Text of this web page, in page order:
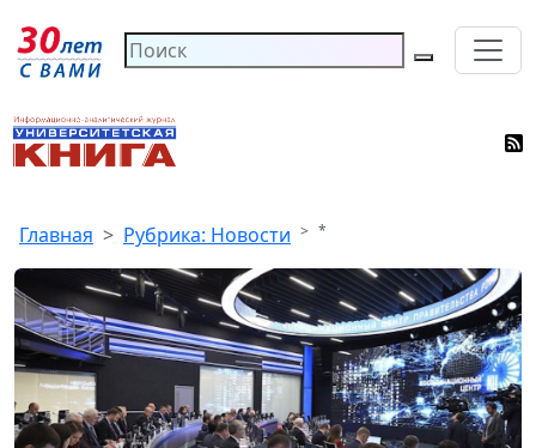
Главная Рубрика: Новости *